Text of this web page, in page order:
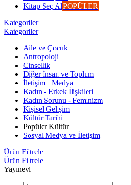
Kitap Seç AlPOPÜLER
Kategoriler
Kategoriler
Aile ve Çocuk
Antropoloji
Cinsellik
Diğer İnsan ve Toplum
İletişim - Medya
Kadın - Erkek İlişkileri
Kadın Sorunu - Feminizm
Kişisel Gelişim
Kültür Tarihi
Popüler Kültür
Sosyal Medya ve İletişim
Ürün Filtrele
Ürün Filtrele
Yayınevi